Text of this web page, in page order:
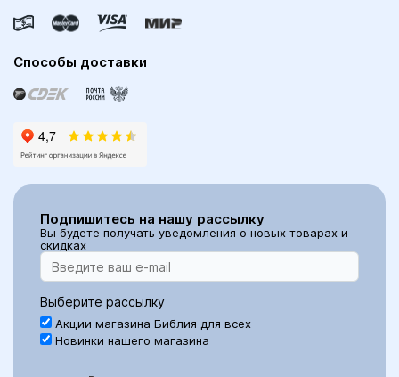
Способы доставки
Подпишитесь на нашу рассылку
Вы будете получать уведомления о новых товарах и
скидках
Выберите рассылку
Акции магазина Библия для всех
Новинки нашего магазина